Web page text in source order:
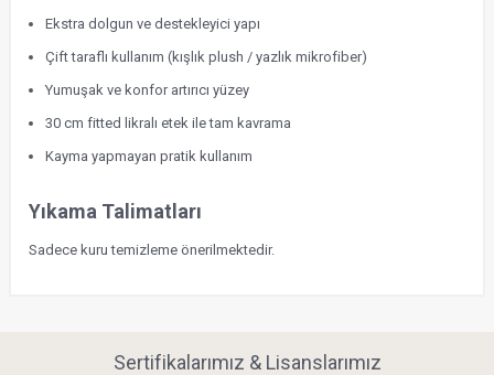
Ekstra dolgun ve destekleyici yapı
Çift taraflı kullanım (kışlık plush / yazlık mikrofiber)
Yumuşak ve konfor artırıcı yüzey
30 cm fitted likralı etek ile tam kavrama
Kayma yapmayan pratik kullanım
Yıkama Talimatları
Sadece kuru temizleme önerilmektedir.
Sertifikalarımız & Lisanslarımız